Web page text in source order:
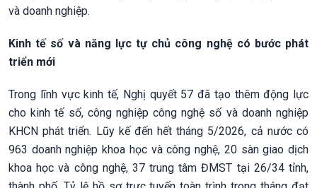
và doanh nghiệp.
Kinh tế số và năng lực tự chủ công nghệ có bước phát
triển mới
Trong lĩnh vực kinh tế, Nghị quyết 57 đã tạo thêm động lực
cho kinh tế số, công nghiệp công nghệ số và doanh nghiệp
KHCN phát triển. Lũy kế đến hết tháng 5/2026, cả nước có
963 doanh nghiệp khoa học và công nghệ, 20 sàn giao dịch
khoa học và công nghệ, 37 trung tâm ĐMST tại 26/34 tỉnh,